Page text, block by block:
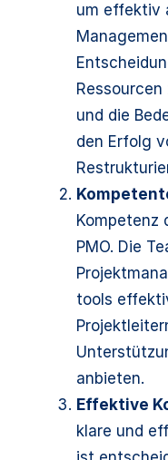
um effektiv
und die
den Erfolg
Kompetenz
PMO. Die
tools
anbieten.
Effektive
klare und